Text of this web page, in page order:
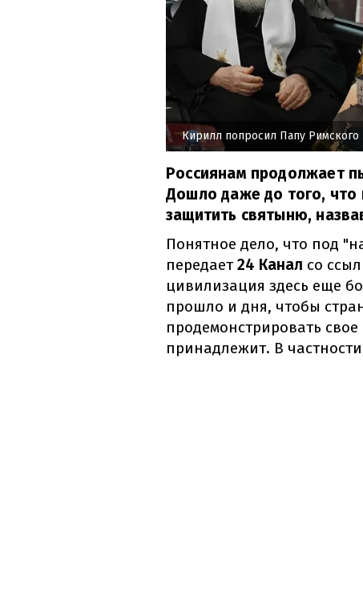
Кирилл попросил Папу
Россиянам продолжает
Дошло даже до того, что
защитить святыню,
Понятное дело, что под
передает24 Канал со
цивилизация здесь еще
прошло и дня, чтобы
продемонстрировать
принадлежит. В